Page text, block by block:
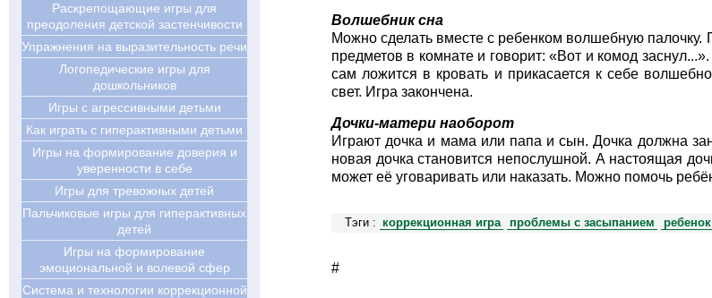
Волшебник сна
Можно сделать вместе с ребенком волшебную палочку.
предметов в комнате и говорит: «Вот и комод
сам ложится в кровать и прикасается к себе
свет. Игра закончена.
Дочки-матери наоборот
Играют дочка и мама или папа и сын. Дочка должна
новая дочка становится непослушной. А настоящая
может её уговаривать или наказать. Можно помочь
Тэги : коррекционная игра проблемы с засыпанием
#
Раскрепощающие игры для
преодоления детской застенчивости
Упражнения на выразительность речи
Логопедические игры для
дошкольников
Игры с агрессивными детьми
Как играть с гиперактивными детьми
Игры на формирование доверия и
уверенности в себе
Игры для тревожных детей
Пальчиковые игры для гиперактивных
детей
Игры на формирование
эмоциональной и волевой сфер
Система и технологии коррекционной